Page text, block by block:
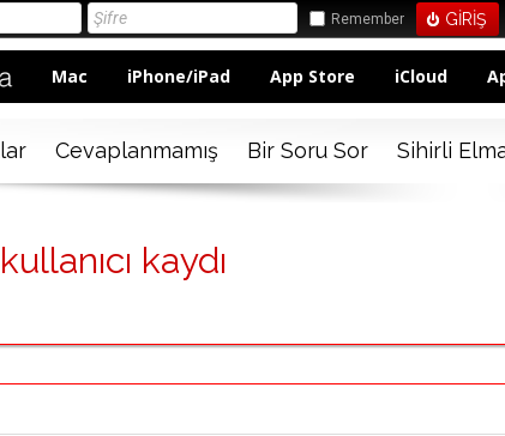
Remember
Mac iPhone/iPad App Store iCloud
Cevaplanmamış Bir Soru Sor Sihirli
kaydı